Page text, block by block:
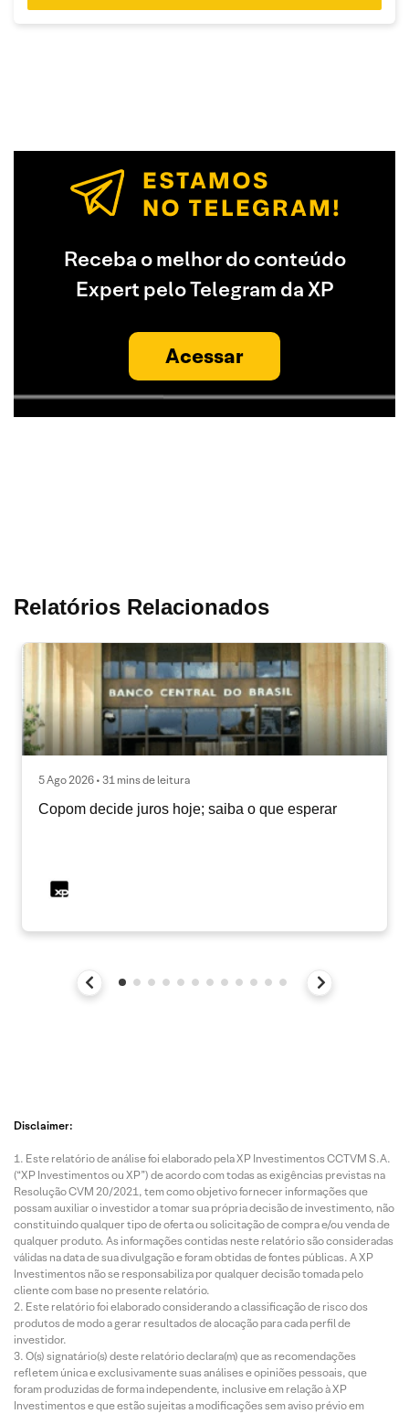
Receba o melhor do conteúdo
Expert pelo Telegram da XP
Acessar
Relatórios Relacionados
5 Ago 2026 • 31 mins de leitura
Copom decide juros hoje; saiba o que esperar
Disclaimer:
Este relatório de análise foi elaborado pela XP Investimentos CCTVM S.A.
(“XP Investimentos ou XP”) de acordo com todas as exigências previstas na
Resolução CVM 20/2021, tem como objetivo fornecer informações que
possam auxiliar o investidor a tomar sua própria decisão de investimento, não
constituindo qualquer tipo de oferta ou solicitação de compra e/ou venda de
qualquer produto. As informações contidas neste relatório são consideradas
válidas na data de sua divulgação e foram obtidas de fontes públicas. A XP
Investimentos não se responsabiliza por qualquer decisão tomada pelo
cliente com base no presente relatório.
Este relatório foi elaborado considerando a classificação de risco dos
produtos de modo a gerar resultados de alocação para cada perfil de
investidor.
O(s) signatário(s) deste relatório declara(m) que as recomendações
refletem única e exclusivamente suas análises e opiniões pessoais, que
foram produzidas de forma independente, inclusive em relação à XP
Investimentos e que estão sujeitas a modificações sem aviso prévio em